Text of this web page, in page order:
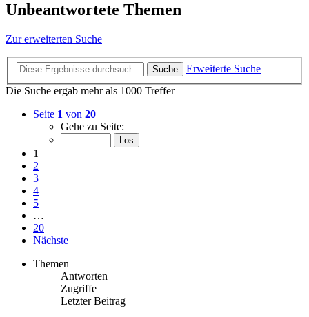
Unbeantwortete Themen
Zur erweiterten Suche
Suche
Erweiterte Suche
Die Suche ergab mehr als 1000 Treffer
Seite 1 von 20
Gehe zu Seite:
1
2
3
4
5
…
20
Nächste
Themen
Antworten
Zugriffe
Letzter Beitrag